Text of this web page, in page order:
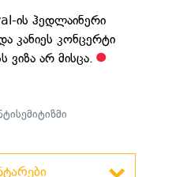
ის ჰედლაინერი
კანიეს კონცერტი
ვიზა არ მისცა.